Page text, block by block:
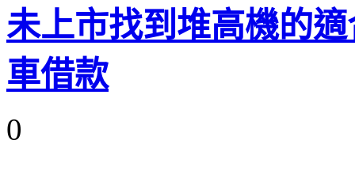
未上市找到堆高機的
車借款
0